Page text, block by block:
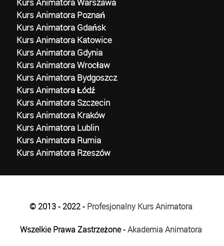
Kurs Animatora Poznań
Kurs Animatora Gdańsk
Kurs Animatora Katowice
Kurs Animatora Gdynia
Kurs Animatora Wrocław
Kurs Animatora Bydgoszcz
Kurs Animatora Łódź
Kurs Animatora Szczecin
Kurs Animatora Kraków
Kurs Animatora Lublin
Kurs Animatora Rumia
Kurs Animatora Rzeszów
© 2013 - 2022 - Profesjonalny Kurs Animatora
Wszelkie Prawa Zastrzeżone -Akademia Animatora